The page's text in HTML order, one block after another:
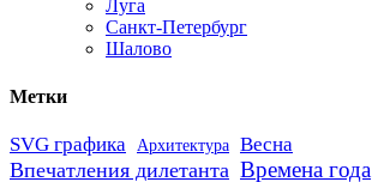
Луга
Санкт-Петербург
Шалово
Метки
SVG графика Архитектура Весна
Впечатления дилетанта Времена года